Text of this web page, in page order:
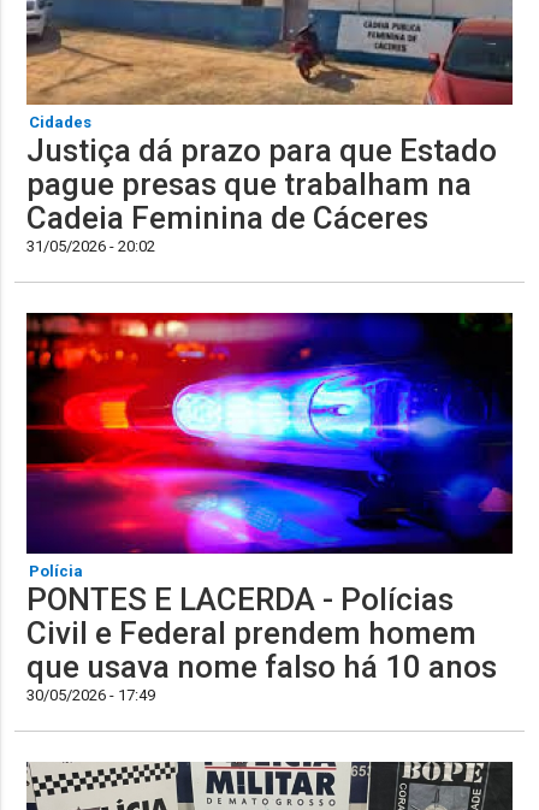
Cidades
Justiça dá prazo para que Estado
pague presas que trabalham na
Cadeia Feminina de Cáceres
31/05/2026 - 20:02
Polícia
PONTES E LACERDA - Polícias
Civil e Federal prendem homem
que usava nome falso há 10 anos
30/05/2026 - 17:49